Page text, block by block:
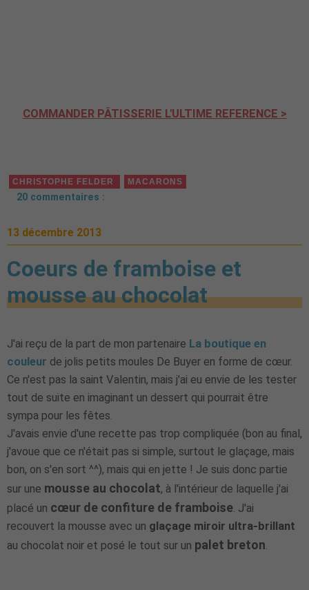
COMMANDER PÂTISSERIE L'ULTIME REFERENCE >
CHRISTOPHE FELDER MACARONS
20 commentaires :
13 décembre 2013
Coeurs de framboise et
mousse au chocolat
J'ai reçu de la part de mon partenaire La boutique en
couleur de jolis petits moules De Buyer en forme de cœur.
Ce n'est pas la saint Valentin, mais j'ai eu envie de les tester
tout de suite en imaginant un dessert qui pourrait être
sympa pour les fêtes.
J'avais envie d'une recette pas trop compliquée (bon au final,
j'avoue que ce n'était pas si simple, surtout le glaçage, mais
bon, on s'en sort ^^), mais qui en jette ! Je suis donc partie
sur une mousse au chocolat, à l'intérieur de laquelle j'ai
placé un cœur de confiture de framboise. J'ai
recouvert la mousse avec un glaçage miroir ultra-brillant
au chocolat noir et posé le tout sur un palet breton.